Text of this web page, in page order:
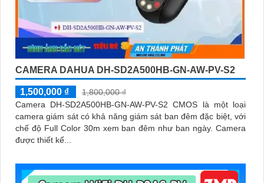
CAMERA DAHUA DH-SD2A500HB-GN-AW-PV-S2
1,500,000 ₫
1,800,000 ₫
Camera DH-SD2A500HB-GN-AW-PV-S2 CMOS là một loại
camera giám sát có khả năng giám sát ban đêm đặc biệt, với
chế độ Full Color 30m xem ban đêm như ban ngày. Camera
được thiết kế...